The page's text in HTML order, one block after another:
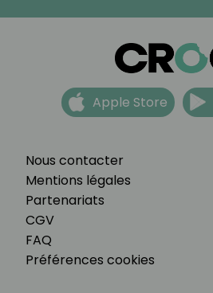
Nous contacter
Mentions légales
Partenariats
CGV
FAQ
Préférences cookies
Apple Store